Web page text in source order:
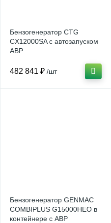
Бензогенератор CTG
CX12000SA с автозапуском
АВР
482 841 ₽ /шт
Бензогенератор GENMAC
COMBIPLUS G15000HEO в
контейнере с АВР